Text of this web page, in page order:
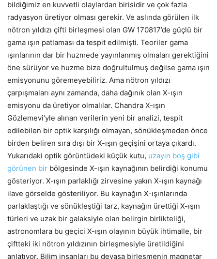
bildiğimiz en kuvvetli olaylardan birisidir ve çok fazla
radyasyon üretiyor olması gerekir. Ve aslında görülen ilk
nötron yıldızı çifti birleşmesi olan GW 170817’de güçlü bir
gama ışın patlaması da tespit edilmişti. Teoriler gama
ışınlarının dar bir huzmede yayınlanmış olmaları gerektiğini
öne sürüyor ve huzme bize doğrultulmuş değilse gama ışın
emisyonunu göremeyebiliriz. Ama nötron yıldızı
çarpışmaları aynı zamanda, daha dağınık olan X-ışın
emisyonu da üretiyor olmalılar. Chandra X-ışın
Gözlemevi’yle alınan verilerin yeni bir analizi, tespit
edilebilen bir optik karşılığı olmayan, sönükleşmeden önce
birden beliren sıra dışı bir X-ışın geçişini ortaya çıkardı.
Yukarıdaki optik görüntüdeki küçük kutu, uzayın boş gibi
görünen bir bölgesinde X-ışın kaynağının belirdiği konumu
gösteriyor. X-ışın parlaklığı zirvesine yakın X-ışın kaynağı
ilave görselde gösteriliyor. Bu kaynağın X-ışınlarında
parlaklaştığı ve sönükleştiği tarz, kaynağın ürettiği X-ışın
türleri ve uzak bir galaksiyle olan belirgin birlikteliği,
astronomlara bu geçici X-ışın olayının büyük ihtimalle, bir
çiftteki iki nötron yıldızının birleşmesiyle üretildiğini
anlatıyor. Bilim insanları bu devasa birleşmenin magnetar